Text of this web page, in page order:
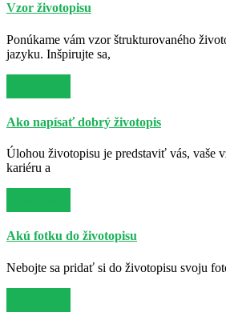
Vzor životopisu
Ponúkame vám vzor štrukturovaného
jazyku. Inšpirujte sa,
Ako napísať dobrý životopis
Úlohou životopisu je predstaviť vás, vaše
kariéru a
Akú fotku do životopisu
Nebojte sa pridať si do životopisu svoju